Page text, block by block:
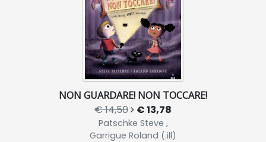
NON GUARDARE! NON TOCCARE!
€ 14,50 € 13,78
Patschke Steve ,
Garrigue Roland (.ill)